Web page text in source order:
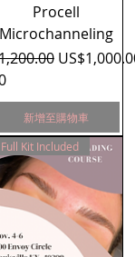
Procell
Microchanneling
格
促銷價格
US$1,000.00
新增至購物車
Full Kit Included